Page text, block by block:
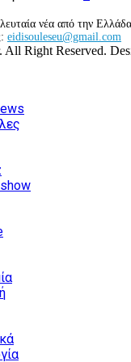
νέα από την
eidisouleseu@gmail.com
All Right Reserved.